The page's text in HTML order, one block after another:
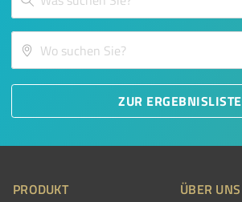
ZUR ERGEBNISLISTE
PRODUKT ÜBER UNS